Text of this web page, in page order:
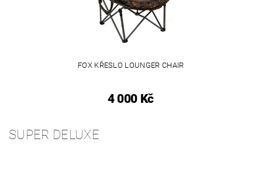
FOX KŘESLO LOUNGER CHAIR
4 000 Kč
SUPER DELUXE